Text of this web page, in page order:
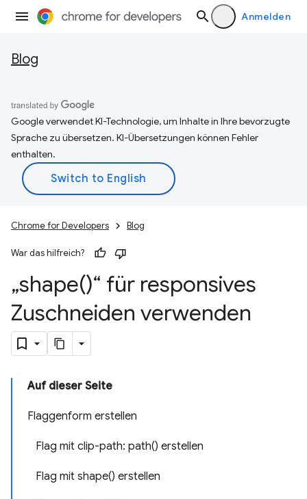
Anmelden
Blog
Google verwendet KI-Technologie, um Inhalte in Ihre bevorzugte
Sprache zu übersetzen. KI-Übersetzungen können Fehler
enthalten.
Chrome for Developers Blog
War das hilfreich?
„shape()“ für responsives
Zuschneiden verwenden
Auf dieser Seite
Flaggenform erstellen
Flag mit clip-path: path() erstellen
Flag mit shape() erstellen